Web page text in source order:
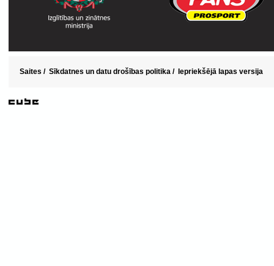
Saites / Sīkdatnes un datu drošības politika / Iepriekšējā lapas versija